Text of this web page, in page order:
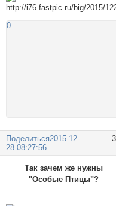
0
Поделиться2015-12-
28 08:27:56
Так зачем же нужны
"Особые Птицы"?